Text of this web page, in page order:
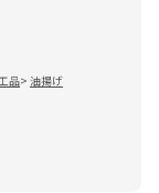
品 油揚げ